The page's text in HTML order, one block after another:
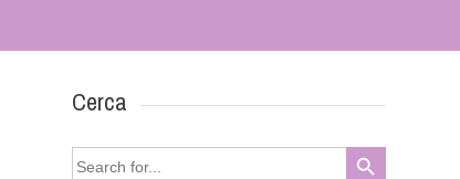
Cerca
Search
for:
Search Button